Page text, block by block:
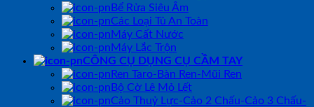
Bể Rửa Siêu Âm
Các Loại Tủ An Toàn
Máy Cất Nước
Máy Lắc Trộn
CÔNG CỤ DỤNG CỤ CẦM TAY
Ren Taro-Bàn Ren-Mũi Ren
Bộ Cờ Lê Mỏ Lết
Cảo Thuỷ Lực-Cảo 2 Chấu-Cảo 3 Chấu-